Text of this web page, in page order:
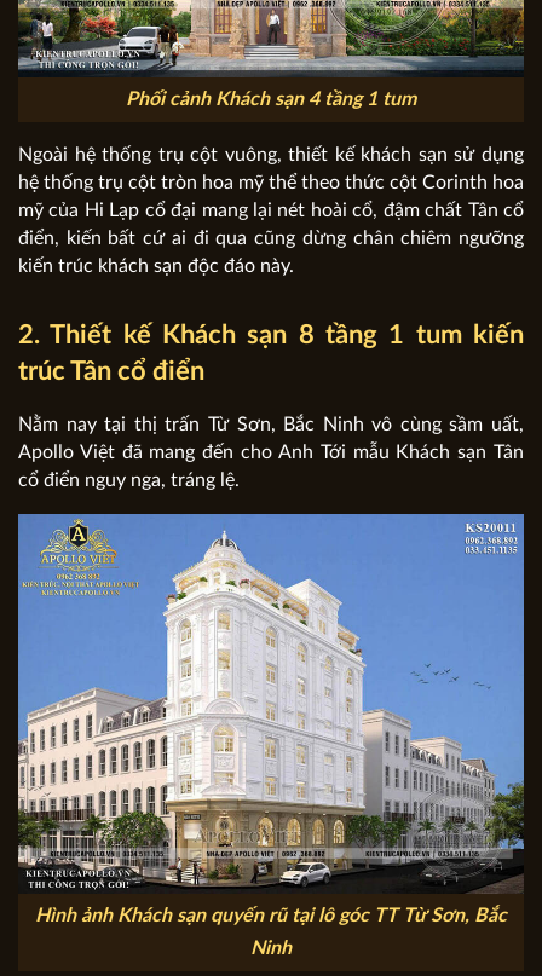
Phối cảnh Khách sạn 4 tầng 1 tum
Ngoài hệ thống trụ cột vuông, thiết kế khách sạn sử dụng
hệ thống trụ cột tròn hoa mỹ thể theo thức cột Corinth hoa
mỹ của Hi Lạp cổ đại mang lại nét hoài cổ, đậm chất Tân cổ
điển, kiến bất cứ ai đi qua cũng dừng chân chiêm ngưỡng
kiến trúc khách sạn độc đáo này.
2. Thiết kế Khách sạn 8 tầng 1 tum kiến
trúc Tân cổ điển
Nằm nay tại thị trấn Từ Sơn, Bắc Ninh vô cùng sầm uất,
Apollo Việt đã mang đến cho Anh Tới mẫu Khách sạn Tân
cổ điển nguy nga, tráng lệ.
Hình ảnh Khách sạn quyến rũ tại lô góc TT Từ Sơn, Bắc
Ninh